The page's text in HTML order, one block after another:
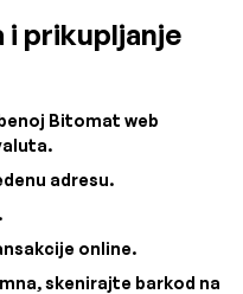
i prikupljanje
Bitomat web
adresu.
.
online.
skenirajte barkod na